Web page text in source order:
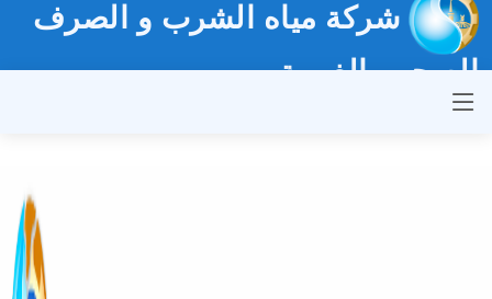
شركة مياه الشرب و الصرف
الصحي بالغربية